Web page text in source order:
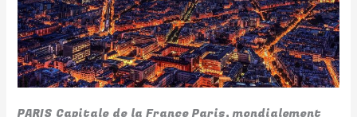
PARIS Capitale de la France Paris, mondialement